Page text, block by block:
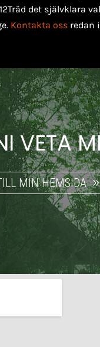
det självklara
Kontakta ossredan
VETA
MIN HEMSIDA